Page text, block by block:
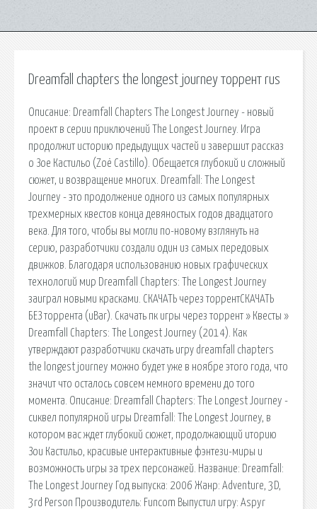
Dreamfall chapters the longest journey торрент rus
Описание: Dreamfall Chapters The Longest Journey - новый
проект в серии приключений The Longest Journey. Игра
продолжит историю предыдущих частей и завершит рассказ
о Зое Кастильо (Zoë Castillo). Обещается глубокий и сложный
сюжет, и возвращение многих. Dreamfall: The Longest
Journey - это продолжение одного из самых популярных
трехмерных квестов конца девяностых годов двадцатого
века. Для того, чтобы вы могли по-новому взглянуть на
серию, разработчики создали один из самых передовых
движков. Благодаря использованию новых графических
технологий мир Dreamfall Chapters: The Longest Journey
заиграл новыми красками. СКАЧАТЬ через торрентСКАЧАТЬ
БЕЗ торрента (uBar). Скачать пк игры через торрент » Квесты »
Dreamfall Chapters: The Longest Journey (2014). Как
утверждают разработчики скачать игру dreamfall chapters
the longest journey можно будет уже в ноябре этого года, что
значит что осталось совсем немного времени до того
момента. Описание: Dreamfall Chapters: The Longest Journey -
сиквел популярной игры Dreamfall: The Longest Journey, в
котором вас ждет глубокий сюжет, продолжающий иторию
Зои Кастильо, красивые интерактивные фэнтези-миры и
возможность игры за трех персонажей. Название: Dreamfall:
The Longest Journey Год выпуска: 2006 Жанр: Adventure, 3D,
3rd Person Производитель: Funcom Выпустил игру: Aspyr